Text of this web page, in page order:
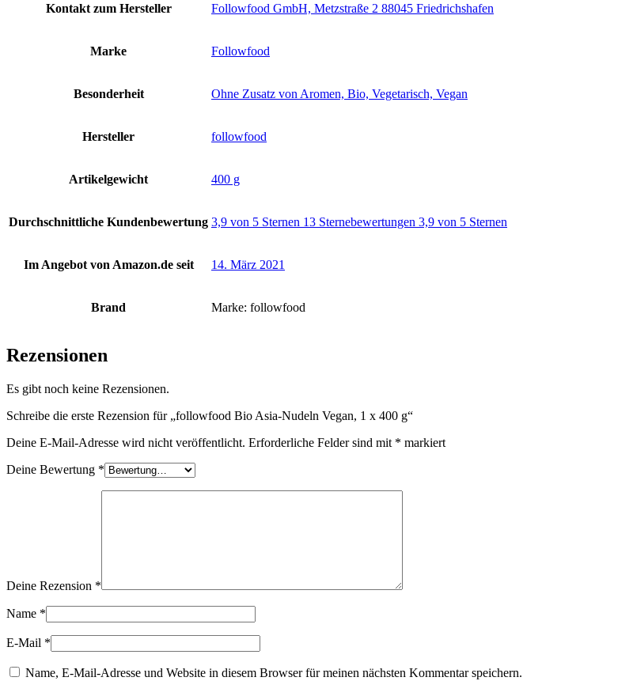
Kontakt zum Hersteller ‎Followfood GmbH, Metzstraße 2 88045 Friedrichshafen
Marke ‎Followfood
Besonderheit ‎Ohne Zusatz von Aromen, Bio, Vegetarisch, Vegan
Hersteller ‎followfood
Artikelgewicht ‎400 g
Durchschnittliche Kundenbewertung 3,9 von 5 Sternen 13 Sternebewertungen 3,9 von 5 Sternen
Im Angebot von Amazon.de seit 14. März 2021
Brand Marke: followfood
Rezensionen
Es gibt noch keine Rezensionen.
Schreibe die erste Rezension für „followfood Bio Asia-Nudeln Vegan, 1 x 400 g“
Deine E-Mail-Adresse wird nicht veröffentlicht. Erforderliche Felder sind mit * markiert
Deine Bewertung *
Deine Rezension *
Name *
E-Mail *
Name, E-Mail-Adresse und Website in diesem Browser für meinen nächsten Kommentar speichern.